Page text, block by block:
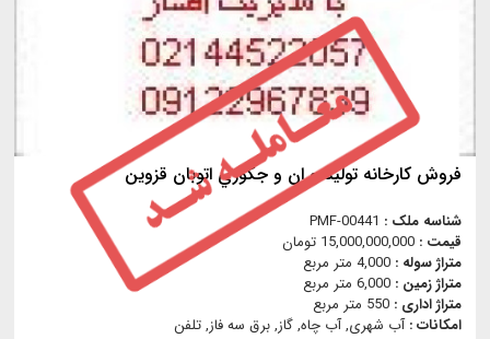
فروش كارخانه توليد و ان و جكوزي اتوبان قزوين
شناسه ملک : PMF-00441
قیمت : 15,000,000,000 تومان
متراژ سوله : 4,000 متر مربع
متراژ زمین : 6,000 متر مربع
متراژ اداری : 550 متر مربع
امکانات :آب شهری, آب چاه, گاز, برق سه فاز, تلفن